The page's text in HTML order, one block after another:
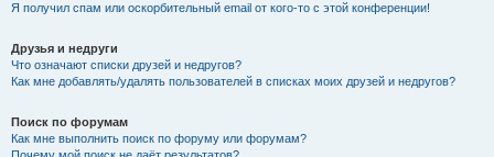
Я получил спам или оскорбительный email от кого-то с этой конференции!
Друзья и недруги
Что означают списки друзей и недругов?
Как мне добавлять/удалять пользователей в списках моих друзей и недругов?
Поиск по форумам
Как мне выполнить поиск по форуму или форумам?